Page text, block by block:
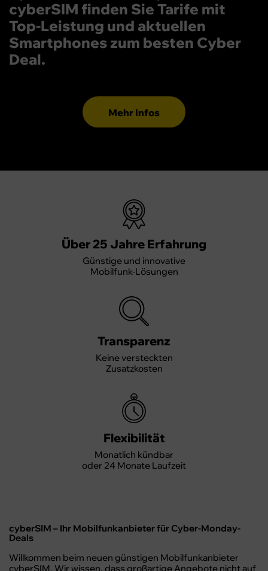
cyberSIM finden Sie Tarife mit
Top-Leistung und aktuellen
Smartphones zum besten Cyber
Deal.
Mehr Infos
Über 25 Jahre Erfahrung
Günstige und innovative
Mobilfunk-Lösungen
Transparenz
Keine versteckten
Zusatzkosten
Flexibilität
Monatlich kündbar
oder 24 Monate Laufzeit
cyberSIM – Ihr Mobilfunkanbieter für Cyber-Monday-
Deals
Willkommen beim neuen günstigen Mobilfunkanbieter
cyberSIM. Wir wissen, dass großartige Angebote nicht auf